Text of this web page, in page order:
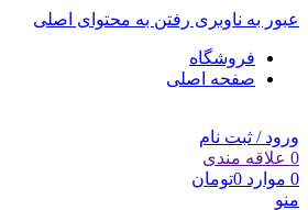
عبور به ناوبری رفتن به محتوای اصلی
فروشگاه
صفحه اصلی
ورود / ثبت نام
0 علاقه مندی
0 موارد 0تومان
منو